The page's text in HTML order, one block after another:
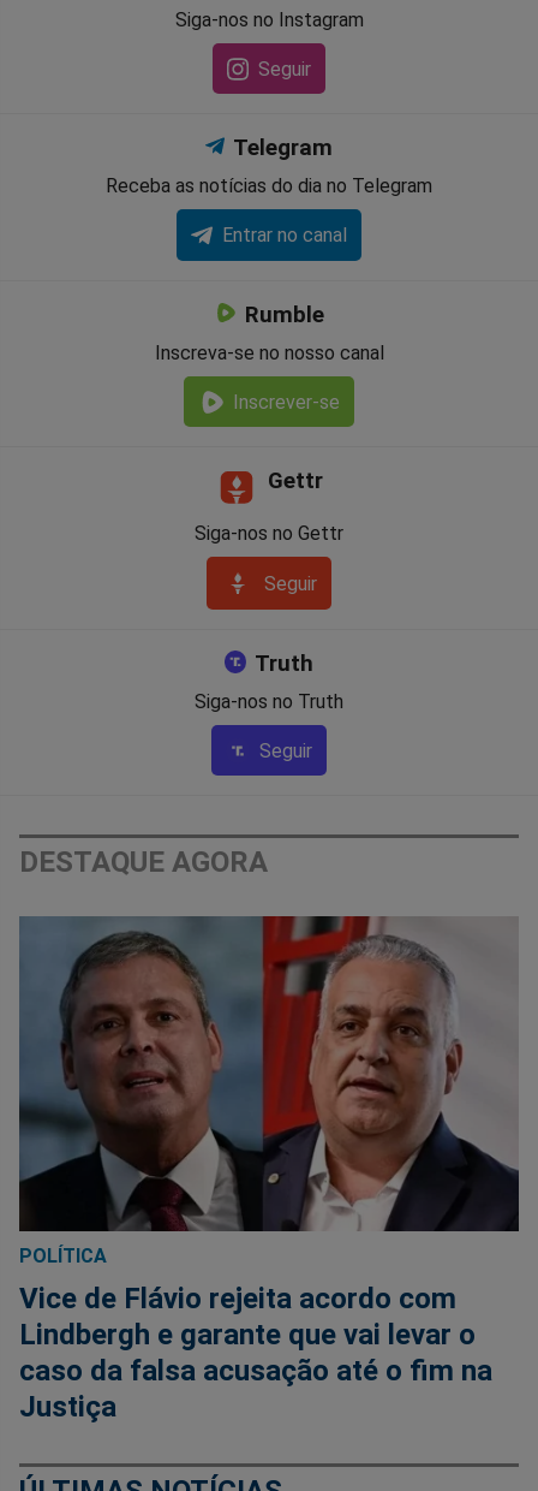
Siga-nos no Instagram
Seguir
Telegram
Receba as notícias do dia no Telegram
Entrar no canal
Rumble
Inscreva-se no nosso canal
Inscrever-se
Gettr
Siga-nos no Gettr
Seguir
Truth
Siga-nos no Truth
Seguir
DESTAQUE AGORA
POLÍTICA
Vice de Flávio rejeita acordo com
Lindbergh e garante que vai levar o
caso da falsa acusação até o fim na
Justiça